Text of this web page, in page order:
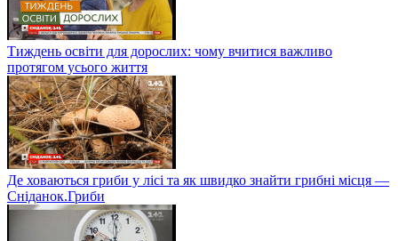
Тиждень освіти для дорослих: чому вчитися важливо
протягом усього життя
Де ховаються гриби у лісі та як швидко знайти грибні місця —
Сніданок.Гриби